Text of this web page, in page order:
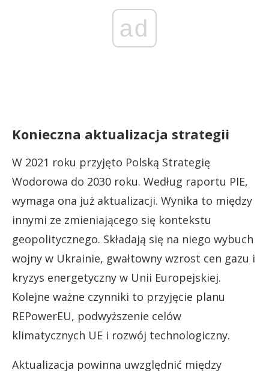
ad
Konieczna aktualizacja strategii
W 2021 roku przyjęto Polską Strategię
Wodorowa do 2030 roku. Według raportu PIE,
wymaga ona już aktualizacji. Wynika to między
innymi ze zmieniającego się kontekstu
geopolitycznego. Składają się na niego wybuch
wojny w Ukrainie, gwałtowny wzrost cen gazu i
kryzys energetyczny w Unii Europejskiej.
Kolejne ważne czynniki to przyjęcie planu
REPowerEU, podwyższenie celów
klimatycznych UE i rozwój technologiczny.
Aktualizacja powinna uwzględnić między